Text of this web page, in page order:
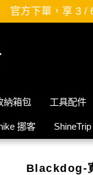
/ 12 期，零利率分
納箱包 工具配件
挪客
Blackdog-